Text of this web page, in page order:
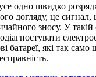
одно швидко
догляду, це
зносу. У такій
батареї, які так